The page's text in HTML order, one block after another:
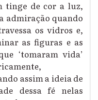
tinge de cor a luz,
admiração quando
os vidros e,
as figuras e as
‘tomaram vida’
assim a ideia de
dessa fé nelas